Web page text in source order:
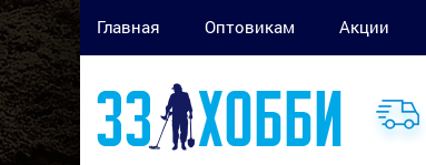
Главная Оптовикам Акции